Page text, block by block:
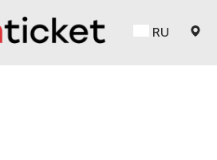
RU